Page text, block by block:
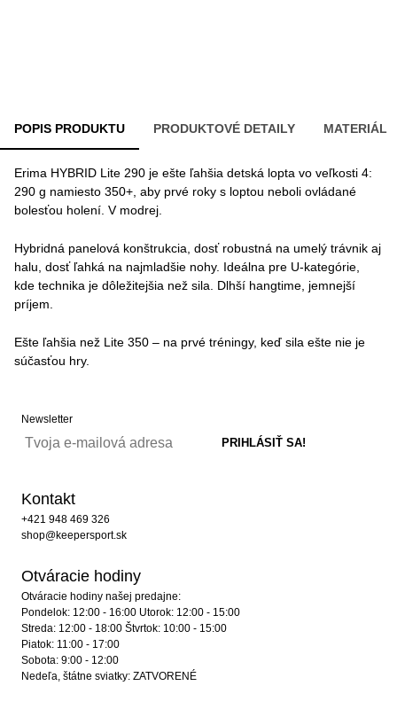
POPIS PRODUKTU PRODUKTOVÉ DETAILY MATERIÁL
Erima HYBRID Lite 290 je ešte ľahšia detská lopta vo veľkosti 4:
290 g namiesto 350+, aby prvé roky s loptou neboli ovládané
bolesťou holení. V modrej.
Hybridná panelová konštrukcia, dosť robustná na umelý trávnik aj
halu, dosť ľahká na najmladšie nohy. Ideálna pre U-kategórie,
kde technika je dôležitejšia než sila. Dlhší hangtime, jemnejší
príjem.
Ešte ľahšia než Lite 350 – na prvé tréningy, keď sila ešte nie je
súčasťou hry.
Newsletter
Kontakt
+421 948 469 326
shop@keepersport.sk
Otváracie hodiny
Otváracie hodiny našej predajne:
Pondelok: 12:00 - 16:00 Utorok: 12:00 - 15:00
Streda: 12:00 - 18:00 Štvrtok: 10:00 - 15:00
Piatok: 11:00 - 17:00
Sobota: 9:00 - 12:00
Nedeľa, štátne sviatky: ZATVORENÉ